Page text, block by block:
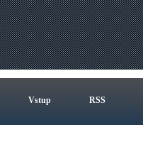
Vstup RSS